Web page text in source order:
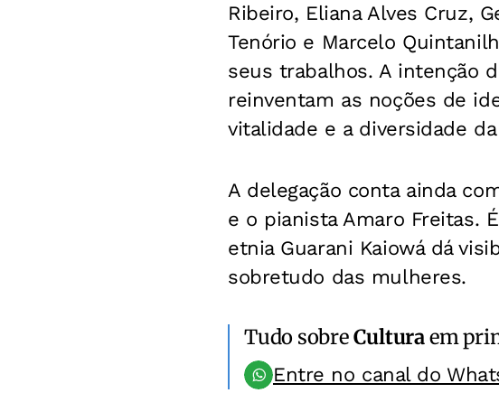
Ribeiro, Eliana Alves Cruz,
Tenório e Marcelo
seus trabalhos. A intenção
reinventam as noções de
vitalidade e a diversidade
A delegação conta ainda
e o pianista Amaro Freitas.
etnia Guarani Kaiowá dá
sobretudo das mulheres.
Tudo sobreCulturaem
Entre no canal do